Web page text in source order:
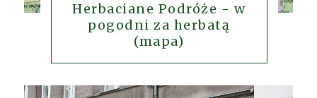
Herbaciane Podróże - w
pogodni za herbatą
(mapa)